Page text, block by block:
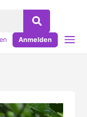
Anmelden